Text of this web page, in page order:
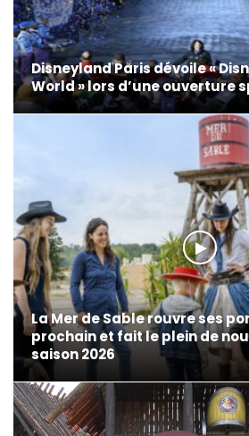
Disneyland Paris dévoile «
World » lors d’une ouverture
La Mer de Sable rouvre ses
prochain et fait le plein de
saison 2026